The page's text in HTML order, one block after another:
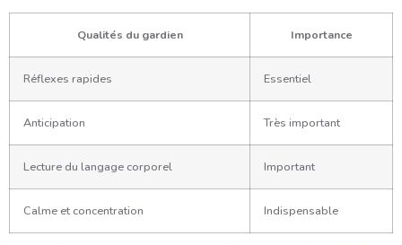
Qualités du gardien Importance
Réflexes rapides Essentiel
Anticipation Très important
Lecture du langage corporel Important
Calme et concentration Indispensable